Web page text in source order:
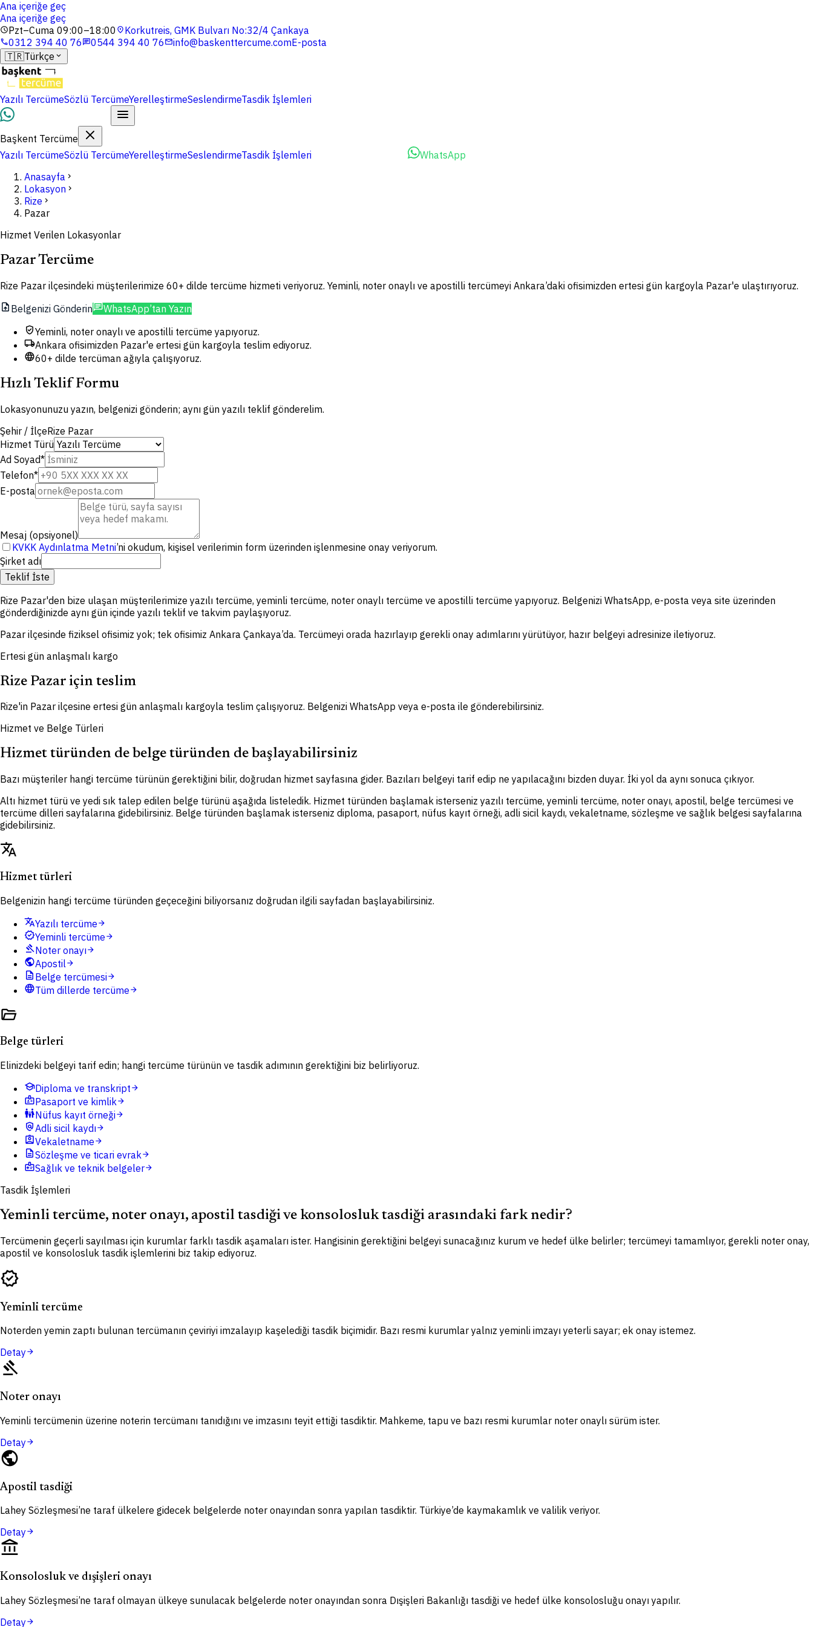
Ana içeriğe geç
Ana içeriğe geç
schedulePzt–Cuma 09:00–18:00 location_onKorkutreis, GMK Bulvarı No:32/4 Çankaya
phone0312 394 40 76chat0544 394 40 76mailinfo@baskenttercume.comE-posta
🇹🇷Türkçe expand_more
Yazılı TercümeSözlü TercümeYerelleştirmeSeslendirmeTasdik İşlemleri
Başkent Tercüme
Yazılı TercümeSözlü TercümeYerelleştirmeSeslendirmeTasdik İşlemleri
WhatsApp
Anasayfa chevron_right
Lokasyon chevron_right
Rize chevron_right
Pazar
Hizmet Verilen Lokasyonlar
Pazar Tercüme
Rize Pazar ilçesindeki müşterilerimize 60+ dilde tercüme hizmeti veriyoruz. Yeminli, noter onaylı ve apostilli tercümeyi Ankara’daki ofisimizden ertesi gün kargoyla Pazar'e ulaştırıyoruz.
upload_file Belgenizi GönderinchatWhatsApp’tan Yazın
verified_userYeminli, noter onaylı ve apostilli tercüme yapıyoruz.
local_shippingAnkara ofisimizden Pazar'e ertesi gün kargoyla teslim ediyoruz.
language60+ dilde tercüman ağıyla çalışıyoruz.
Hızlı Teklif Formu
Lokasyonunuzu yazın, belgenizi gönderin; aynı gün yazılı teklif gönderelim.
Şehir / İlçeRize Pazar
Hizmet Türü
Ad Soyad*
Telefon*
E-posta
Mesaj (opsiyonel)
KVKK Aydınlatma Metni’ni okudum, kişisel verilerimin form üzerinden işlenmesine onay veriyorum.
Şirket adı
Teklif İste
Rize Pazar'den bize ulaşan müşterilerimize yazılı tercüme, yeminli tercüme, noter onaylı tercüme ve apostilli tercüme yapıyoruz. Belgenizi WhatsApp, e-posta veya site üzerinden
gönderdiğinizde aynı gün içinde yazılı teklif ve takvim paylaşıyoruz.
Pazar ilçesinde fiziksel ofisimiz yok; tek ofisimiz Ankara Çankaya’da. Tercümeyi orada hazırlayıp gerekli onay adımlarını yürütüyor, hazır belgeyi adresinize iletiyoruz.
Ertesi gün anlaşmalı kargo
Rize Pazar için teslim
Rize'in Pazar ilçesine ertesi gün anlaşmalı kargoyla teslim çalışıyoruz. Belgenizi WhatsApp veya e-posta ile gönderebilirsiniz.
Hizmet ve Belge Türleri
Hizmet türünden de belge türünden de başlayabilirsiniz
Bazı müşteriler hangi tercüme türünün gerektiğini bilir, doğrudan hizmet sayfasına gider. Bazıları belgeyi tarif edip ne yapılacağını bizden duyar. İki yol da aynı sonuca çıkıyor.
Altı hizmet türü ve yedi sık talep edilen belge türünü aşağıda listeledik. Hizmet türünden başlamak isterseniz yazılı tercüme, yeminli tercüme, noter onayı, apostil, belge tercümesi ve
tercüme dilleri sayfalarına gidebilirsiniz. Belge türünden başlamak isterseniz diploma, pasaport, nüfus kayıt örneği, adli sicil kaydı, vekaletname, sözleşme ve sağlık belgesi sayfalarına
gidebilirsiniz.
translate
Hizmet türleri
Belgenizin hangi tercüme türünden geçeceğini biliyorsanız doğrudan ilgili sayfadan başlayabilirsiniz.
translateYazılı tercümearrow_forward
verifiedYeminli tercümearrow_forward
gavelNoter onayıarrow_forward
publicApostilarrow_forward
description Belge tercümesiarrow_forward
languageTüm dillerde tercümearrow_forward
folder_open
Belge türleri
Elinizdeki belgeyi tarif edin; hangi tercüme türünün ve tasdik adımının gerektiğini biz belirliyoruz.
schoolDiploma ve transkriptarrow_forward
badgePasaport ve kimlikarrow_forward
family_restroomNüfus kayıt örneğiarrow_forward
policyAdli sicil kaydıarrow_forward
assignment_indVekaletnamearrow_forward
descriptionSözleşme ve ticari evrakarrow_forward
medical_informationSağlık ve teknik belgelerarrow_forward
Tasdik İşlemleri
Yeminli tercüme, noter onayı, apostil tasdiği ve konsolosluk tasdiği arasındaki fark nedir?
Tercümenin geçerli sayılması için kurumlar farklı tasdik aşamaları ister. Hangisinin gerektiğini belgeyi sunacağınız kurum ve hedef ülke belirler; tercümeyi tamamlıyor, gerekli noter onay,
apostil ve konsolosluk tasdik işlemlerini biz takip ediyoruz.
verified
Yeminli tercüme
Noterden yemin zaptı bulunan tercümanın çeviriyi imzalayıp kaşelediği tasdik biçimidir. Bazı resmi kurumlar yalnız yeminli imzayı yeterli sayar; ek onay istemez.
Detayarrow_forward
gavel
Noter onayı
Yeminli tercümenin üzerine noterin tercümanı tanıdığını ve imzasını teyit ettiği tasdiktir. Mahkeme, tapu ve bazı resmi kurumlar noter onaylı sürüm ister.
Detayarrow_forward
public
Apostil tasdiği
Lahey Sözleşmesi’ne taraf ülkelere gidecek belgelerde noter onayından sonra yapılan tasdiktir. Türkiye’de kaymakamlık ve valilik veriyor.
Detayarrow_forward
account_balance
Konsolosluk ve dışişleri onayı
Lahey Sözleşmesi’ne taraf olmayan ülkeye sunulacak belgelerde noter onayından sonra Dışişleri Bakanlığı tasdiği ve hedef ülke konsolosluğu onayı yapılır.
Detayarrow_forward